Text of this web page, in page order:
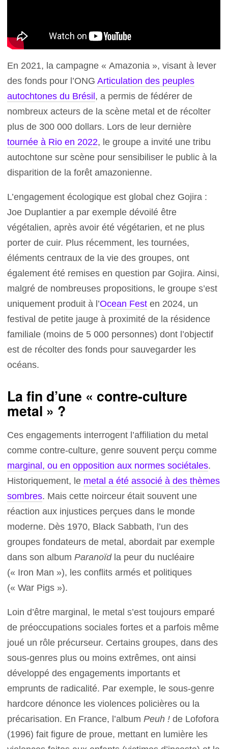
En 2021, la campagne « Amazonia », visant à lever
des fonds pour l’ONGArticulation des peuples
autochtones du Brésil , a permis de fédérer de
nombreux acteurs de la scène metal et de récolter
plus de 300 000 dollars. Lors de leur dernière
tournée à Rio en 2022, le groupe a invité une tribu
autochtone sur scène pour sensibiliser le public à la
disparition de la forêt amazonienne.
L’engagement écologique est global chez Gojira :
Joe Duplantier a par exemple dévoilé être
végétalien, après avoir été végétarien, et ne plus
porter de cuir. Plus récemment, les tournées,
éléments centraux de la vie des groupes, ont
également été remises en question par Gojira. Ainsi,
malgré de nombreuses propositions, le groupe s’est
uniquement produit à l’Ocean Fest en 2024, un
festival de petite jauge à proximité de la résidence
familiale (moins de 5 000 personnes) dont l’objectif
est de récolter des fonds pour sauvegarder les
océans.
La fin d’une « contre-culture
metal » ?
Ces engagements interrogent l’affiliation du metal
comme contre-culture, genre souvent perçu comme
marginal, ou en opposition aux normes sociétales.
Historiquement, le metal a été associé à des thèmes
sombres. Mais cette noirceur était souvent une
réaction aux injustices perçues dans le monde
moderne. Dès 1970, Black Sabbath, l’un des
groupes fondateurs de metal, abordait par exemple
dans son albumParanoïdla peur du nucléaire
(« Iron Man »), les conflits armés et politiques
(« War Pigs »).
Loin d’être marginal, le metal s’est toujours emparé
de préoccupations sociales fortes et a parfois même
joué un rôle précurseur. Certains groupes, dans des
sous-genres plus ou moins extrêmes, ont ainsi
développé des engagements importants et
emprunts de radicalité. Par exemple, le sous-genre
hardcore dénonce les violences policières ou la
précarisation. En France, l’albumPeuh ! de Lofofora
(1996) fait figure de proue, mettant en lumière les